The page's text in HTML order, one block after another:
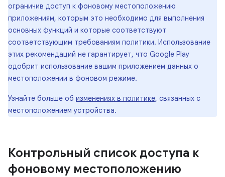
ограничив доступ к фоновому местоположению
приложениям, которым это необходимо для выполнения
основных функций и которые соответствуют
соответствующим требованиям политики. Использование
этих рекомендаций не гарантирует, что Google Play
одобрит использование вашим приложением данных о
местоположении в фоновом режиме.
Узнайте больше об изменениях в политике, связанных с
местоположением устройства.
Контрольный список доступа к
фоновому местоположению